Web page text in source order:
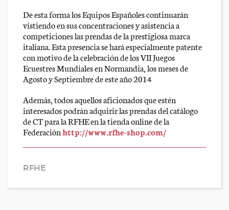
De esta forma los Equipos Españoles continuarán
vistiendo en sus concentraciones y asistencia a
competiciones las prendas de la prestigiosa marca
italiana. Esta presencia se hará especialmente patente
con motivo de la celebración de los VII Juegos
Ecuestres Mundiales en Normandia, los meses de
Agosto y Septiembre de este año 2014
Además, todos aquellos aficionados que estén
interesados podrán adquirir las prendas del catálogo
de CT para la RFHE en la tienda online de la
Federaciónhttp://www.rfhe-shop.com/
RFHE